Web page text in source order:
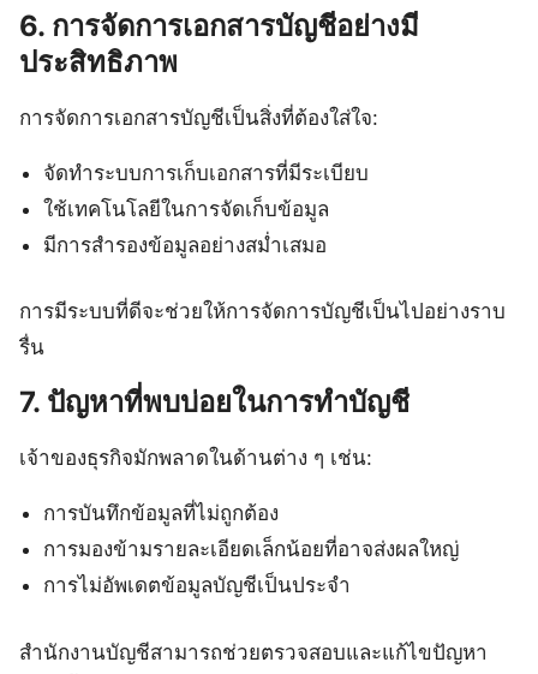
6. การจัดการเอกสารบัญชีอย่างมี
ประสิทธิภาพ
การจัดการเอกสารบัญชีเป็นสิ่งที่ต้องใส่ใจ:
จัดทำระบบการเก็บเอกสารที่มีระเบียบ
ใช้เทคโนโลยีในการจัดเก็บข้อมูล
มีการสำรองข้อมูลอย่างสม่ำเสมอ
การมีระบบที่ดีจะช่วยให้การจัดการบัญชีเป็นไปอย่างราบ
รื่น
7. ปัญหาที่พบบ่อยในการทำบัญชี
เจ้าของธุรกิจมักพลาดในด้านต่าง ๆ เช่น:
การบันทึกข้อมูลที่ไม่ถูกต้อง
การมองข้ามรายละเอียดเล็กน้อยที่อาจส่งผลใหญ่
การไม่อัพเดตข้อมูลบัญชีเป็นประจำ
สำนักงานบัญชีสามารถช่วยตรวจสอบและแก้ไขปัญหา